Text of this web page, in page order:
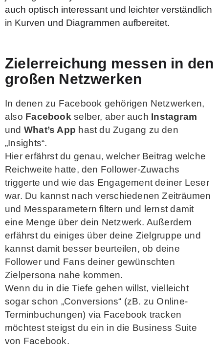
auch optisch interessant und leichter verständlich
in Kurven und Diagrammen aufbereitet.
Zielerreichung messen in den
großen Netzwerken
In denen zu Facebook gehörigen Netzwerken,
also Facebookselber, aber auch Instagram
und What’s App hast du Zugang zu den
„Insights“.
Hier erfährst du genau, welcher Beitrag welche
Reichweite hatte, den Follower-Zuwachs
triggerte und wie das Engagement deiner Leser
war. Du kannst nach verschiedenen Zeiträumen
und Messparametern filtern und lernst damit
eine Menge über dein Netzwerk. Außerdem
erfährst du einiges über deine Zielgruppe und
kannst damit besser beurteilen, ob deine
Follower und Fans deiner gewünschten
Zielpersona nahe kommen.
Wenn du in die Tiefe gehen willst, vielleicht
sogar schon „Conversions“ (zB. zu Online-
Terminbuchungen) via Facebook tracken
möchtest steigst du ein in die Business Suite
von Facebook.